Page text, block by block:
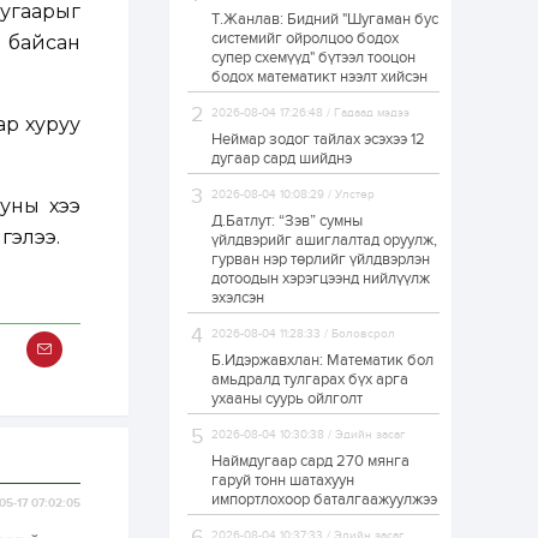
байсан
хуруу
хээ
17 07:02:05
ЗГ: Автобензин,
дизель түлшний
онцгой албан
татварыг тэглэлээ
1 өдөр 2
З.Мэндсайхан:
Хүнсний нөөцийг
бэлтгэх агуулах,
зоорь бэлтгэх ААН-
үүдэд хөнгөлөлттэй
зээл олгоно
1 өдөр 1 0
Европ дахь
соёлын наадам
боллоо
1 өдөр 2
Өнгөрсөн сард
металл худалдан
авчээ
1 өдөр 0 0
Т.Жанлав: Бидний "Шугаман бус
системийг ойролцоо бодох
супер схемүүд" бүтээл тооцон
бодох математикт нээлт хийсэн
2026-08-04 17:26:48 / Гадаад мэдээ
Неймар зодог тайлах эсэхээ 12
дугаар сард шийднэ
2026-08-04 10:08:29 / Улстөр
Д.Батлут: “Зэв” сумны
үйлдвэрийг ашиглалтад оруулж,
гурван нэр төрлийг үйлдвэрлэн
дотоодын хэрэгцээнд нийлүүлж
эхэлсэн
2026-08-04 11:28:33 / Боловсрол
Б.Идэржавхлан: Математик бол
амьдралд тулгарах бүх арга
ухааны суурь ойлголт
2026-08-04 10:30:38 / Эдийн засаг
Наймдугаар сард 270 мянга
гаруй тонн шатахуун
импортлохоор баталгаажуулжээ